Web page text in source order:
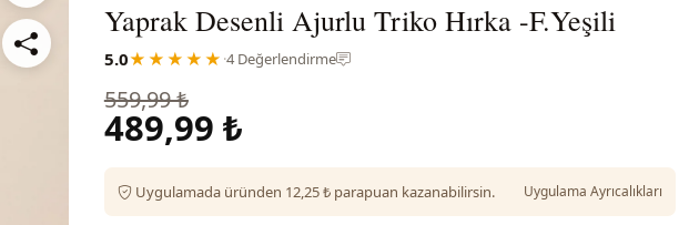
Yaprak Desenli Ajurlu Triko Hırka -F.Yeşili
5.0★★★★★ ·4 Değerlendirme
559,99 ₺
489,99 ₺
Uygulamada üründen 12,25 ₺ parapuan kazanabilirsin. Uygulama Ayrıcalıkları